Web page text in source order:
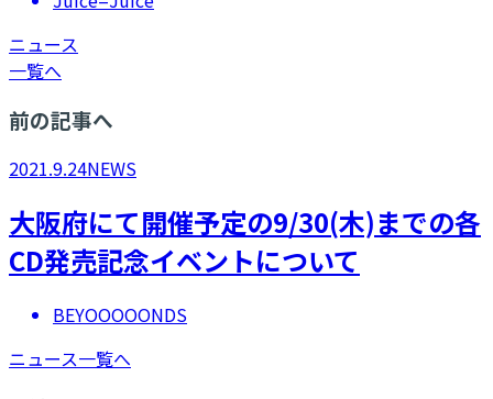
ニュース
一覧へ
前の記事へ
2021.9.24NEWS
​大阪府にて開催予定の9/30(木)までの各
CD発売記念イベントについて
BEYOOOOONDS
ニュース一覧へ